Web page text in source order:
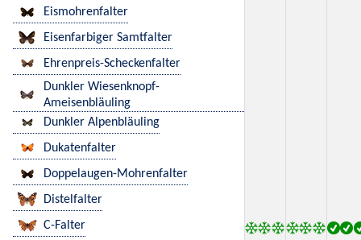
Eismohrenfalter
Eisenfarbiger Samtfalter
Ehrenpreis-Scheckenfalter
Dunkler Wiesenknopf-
Ameisenbläuling
Dunkler Alpenbläuling
Dukatenfalter
Doppelaugen-Mohrenfalter
Distelfalter
C-Falter